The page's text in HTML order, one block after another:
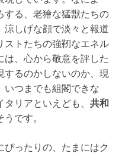
する、老獪な猛獣たちの
涼しげな顔で淡々と報道
ストたちの強靭なエネル
は、心から敬意を評した
するのかしないのか、現
いつまでも組閣できな
リアといえども、 共和
です。
ったりの、たまにはク